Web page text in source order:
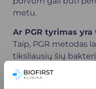
metu.
Ar PGR tyrimas yra
Taip, PGR metodas
tiksliausių šių
Ar reikia pasiruošti
Dažniausiai